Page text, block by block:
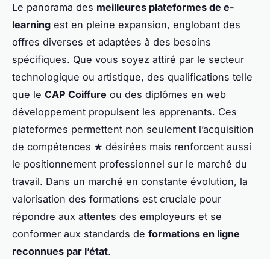
Le panorama des meilleures plateformes de e-
learning est en pleine expansion, englobant des
offres diverses et adaptées à des besoins
spécifiques. Que vous soyez attiré par le secteur
technologique ou artistique, des qualifications telle
que le CAP Coiffure ou des diplômes en web
développement propulsent les apprenants. Ces
plateformes permettent non seulement l’acquisition
de compétences ★ désirées mais renforcent aussi
le positionnement professionnel sur le marché du
travail. Dans un marché en constante évolution, la
valorisation des formations est cruciale pour
répondre aux attentes des employeurs et se
conformer aux standards de formations en ligne
reconnues par l’état.